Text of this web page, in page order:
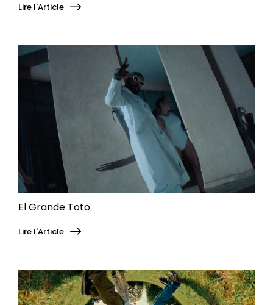
Lire l'Article
El Grande Toto
Lire l'Article